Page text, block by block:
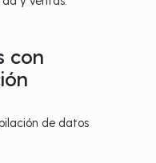
con
de datos